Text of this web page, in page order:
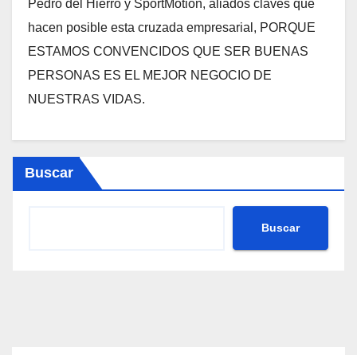
Pedro del Hierro y SportMotion, aliados claves que
hacen posible esta cruzada empresarial, PORQUE
ESTAMOS CONVENCIDOS QUE SER BUENAS
PERSONAS ES EL MEJOR NEGOCIO DE
NUESTRAS VIDAS.
Buscar
Buscar